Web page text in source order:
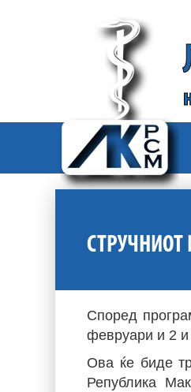
СТРУЧНИОТ
Според
февруари и 2 и
Ова ќе биде
Република